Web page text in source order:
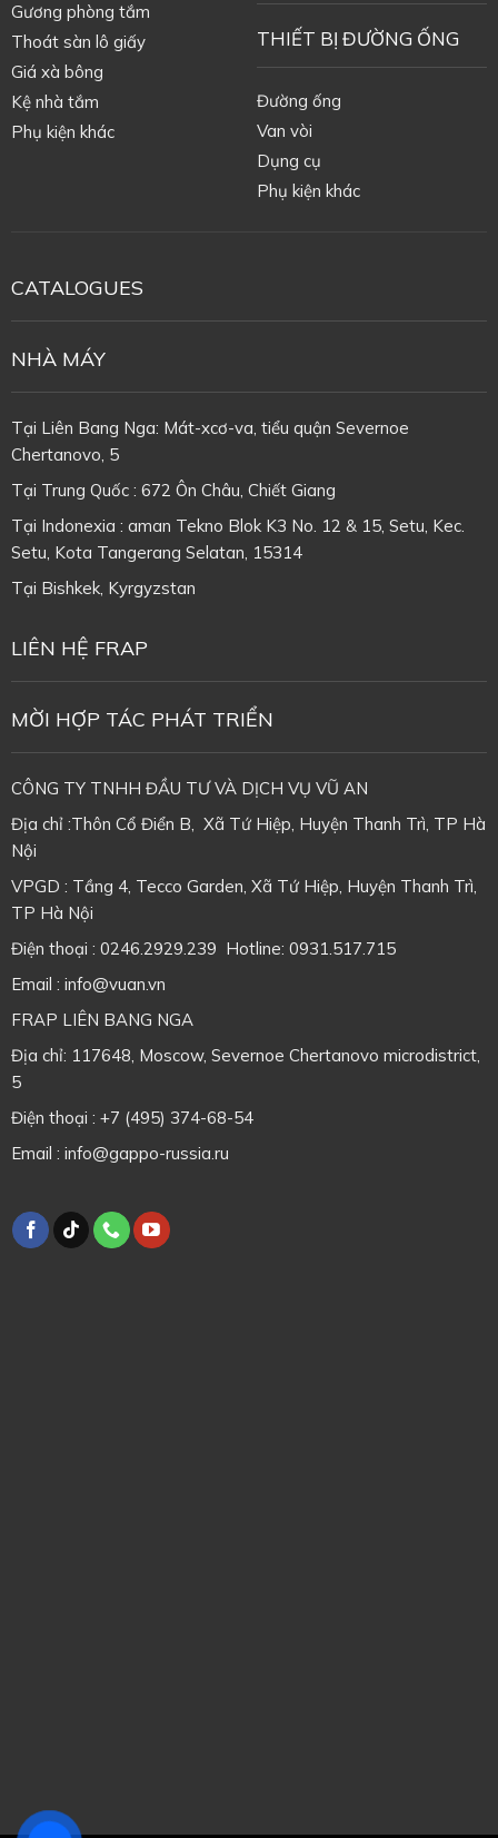
Gương phòng tắm
Thoát sàn lô giấy
Giá xà bông
Kệ nhà tắm
Phụ kiện khác
THIẾT BỊ ĐƯỜNG ỐNG
Đường ống
Van vòi
Dụng cụ
Phụ kiện khác
CATALOGUES
NHÀ MÁY
Tại Liên Bang Nga: Mát-xcơ-va, tiểu quận Severnoe
Chertanovo, 5
Tại Trung Quốc : 672 Ôn Châu, Chiết Giang
Tại Indonexia : aman Tekno Blok K3 No. 12 & 15, Setu, Kec.
Setu, Kota Tangerang Selatan, 15314
Tại Bishkek, Kyrgyzstan
LIÊN HỆ FRAP
MỜI HỢP TÁC PHÁT TRIỂN
CÔNG TY TNHH ĐẦU TƯ VÀ DỊCH VỤ VŨ AN
Địa chỉ :Thôn Cổ Điển B, Xã Tứ Hiệp, Huyện Thanh Trì, TP Hà
Nội
VPGD : Tầng 4, Tecco Garden, Xã Tứ Hiệp, Huyện Thanh Trì,
TP Hà Nội
Điện thoại : 0246.2929.239 Hotline: 0931.517.715
Email : info@vuan.vn
FRAP LIÊN BANG NGA
Địa chỉ: 117648, Moscow, Severnoe Chertanovo microdistrict,
5
Điện thoại : +7 (495) 374-68-54
Email : info@gappo-russia.ru